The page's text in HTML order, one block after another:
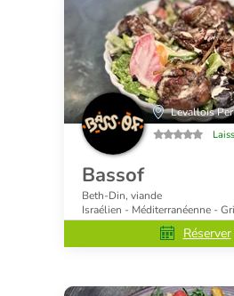
Levallois
Bassof
Beth-Din, viande
Israélien - Méditerranéenne -
Réserver